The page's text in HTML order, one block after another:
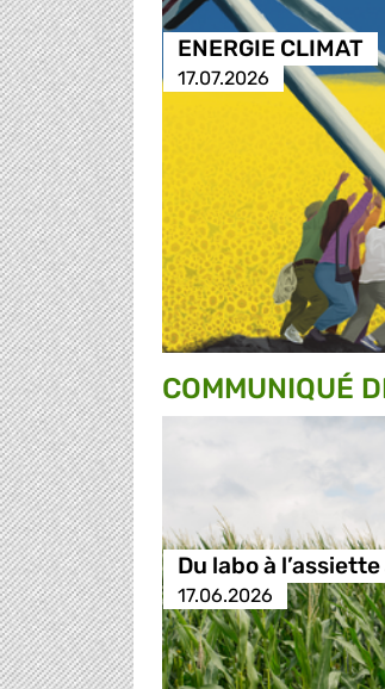
ENERGIE CLIMAT
17.07.2026
COMMUNIQUÉ
Du labo à
17.06.2026